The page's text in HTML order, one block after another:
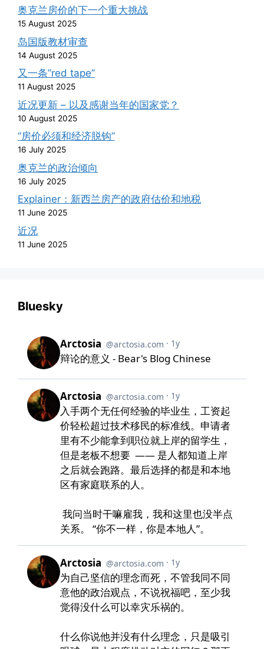
奥克兰房价的下一个重大挑战
15 August 2025
岛国版教材审查
14 August 2025
又一条”red tape”
11 August 2025
近况更新 – 以及感谢当年的国家党？
10 August 2025
“房价必须和经济脱钩”
16 July 2025
奥克兰的政治倾向
16 July 2025
Explainer：新西兰房产的政府估价和地税
11 June 2025
近况
11 June 2025
Bluesky